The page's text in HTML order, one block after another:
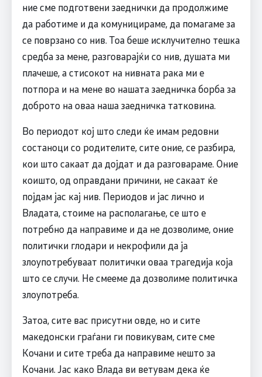
ние сме подготвени заеднички да продолжиме
да работиме и да комуницираме, да помагаме за
се поврзано со нив. Тоа беше исклучително тешка
средба за мене, разговарајќи со нив, душата ми
плачеше, а стисокот на нивната рака ми е
потпора и на мене во нашата заедничка борба за
доброто на оваа наша заедничка татковина.
Во периодот кој што следи ќе имам редовни
состаноци со родителите, сите оние, се разбира,
кои што сакаат да дојдат и да разговараме. Оние
коишто, од оправдани причини, не сакаат ќе
појдам јас кај нив. Периодов и јас лично и
Владата, стоиме на располагање, се што е
потребно да направиме и да не дозволиме, оние
политички глодари и некрофили да ја
злоупотребуваат политички оваа трагедија која
што се случи. Не смееме да дозволиме политичка
злоупотреба.
Затоа, сите вас присутни овде, но и сите
македонски граѓани ги повикувам, сите сме
Кочани и сите треба да направиме нешто за
Кочани. Јас како Влада ви ветувам дека ќе